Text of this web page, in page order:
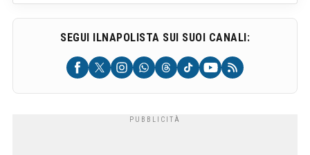
SEGUI ILNAPOLISTA SUI SUOI CANALI: